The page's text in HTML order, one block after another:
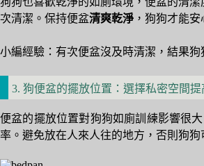
次清潔。保持便盆清爽乾淨 ，狗狗才能安
小編經驗：有次便盆沒及時清潔，結果
3. 狗便盆的擺放位置：選擇私密空間
便盆的擺放位置對狗狗如廁訓練影響很
率。避免放在人來人往的地方，否則狗